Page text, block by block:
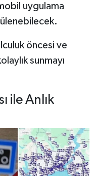
uygulama
öncesi ve
sunmayı
ile Anlık